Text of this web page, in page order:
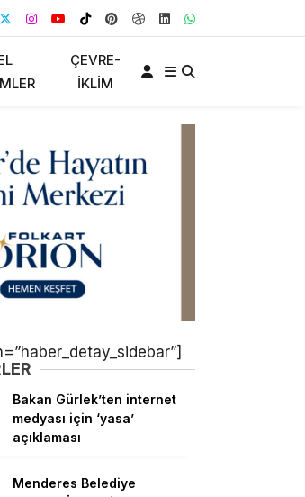
ÇEVRE-
İKLIM
Bakan Gürlek’ten internet
medyası için ‘yasa’
açıklaması
Menderes Belediye